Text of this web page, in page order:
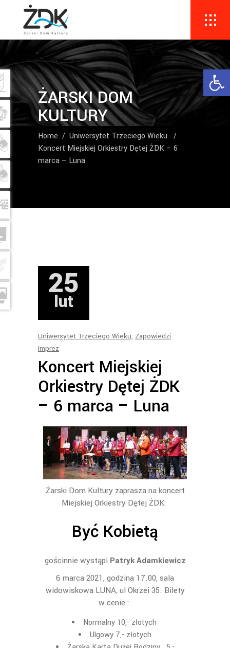
ŻARSKI DOM
KULTURY
Home / Uniwersytet Trzeciego Wieku
/
Koncert Miejskiej Orkiestry Dętej ŻDK – 6
marca – Luna
25
lut
Uniwersytet Trzeciego Wieku, Zapowiedzi
Imprez
Koncert Miejskiej
Orkiestry Dętej ŻDK
– 6 marca – Luna
Żarski Dom Kultury zaprasza na koncert
Miejskiej Orkiestry Dętej ŻDK:
Być Kobietą
gościnnie wystąpi Patryk Adamkiewicz
6 marca 2021, godzina 17.00, sala
widowiskowa LUNA, ul Okrzei 35. Bilety
w cenie :
Normalny 10,- złotych
Ulgowy 7,- złotych